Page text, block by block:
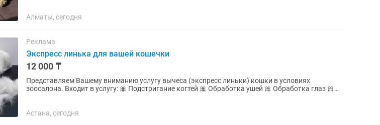
Алматы, сегодня
Реклама
Экспресс линька для вашей кошечки
12 000 ₸
Представляем Вашему вниманию услугу вычеса (экспресс линьки) кошки в условиях
зоосалона. Входит в услугу: 🎀 Подстригание когтей 🎀 Обработка ушей 🎀 Обработка глаз 🎀
Астана, сегодня